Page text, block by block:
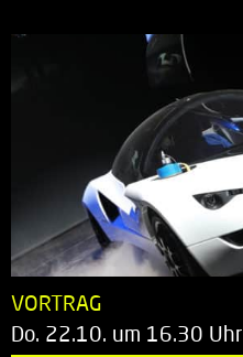
VORTRAG
Do. 22.10. um 16.30 Uhr